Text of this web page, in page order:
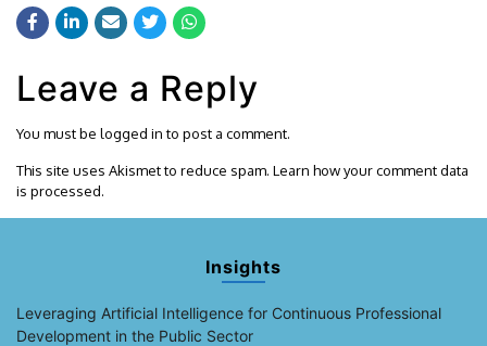
Leave a Reply
You must be logged into post a comment.
This site uses Akismet to reduce spam. Learn how your comment data
is processed.
Insights
Leveraging Artificial Intelligence for Continuous Professional
Development in the Public Sector